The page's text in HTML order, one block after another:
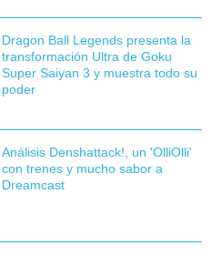
Dragon Ball Legends presenta la
transformación Ultra de Goku
Super Saiyan 3 y muestra todo su
poder
Análisis Denshattack!, un 'OlliOlli'
con trenes y mucho sabor a
Dreamcast